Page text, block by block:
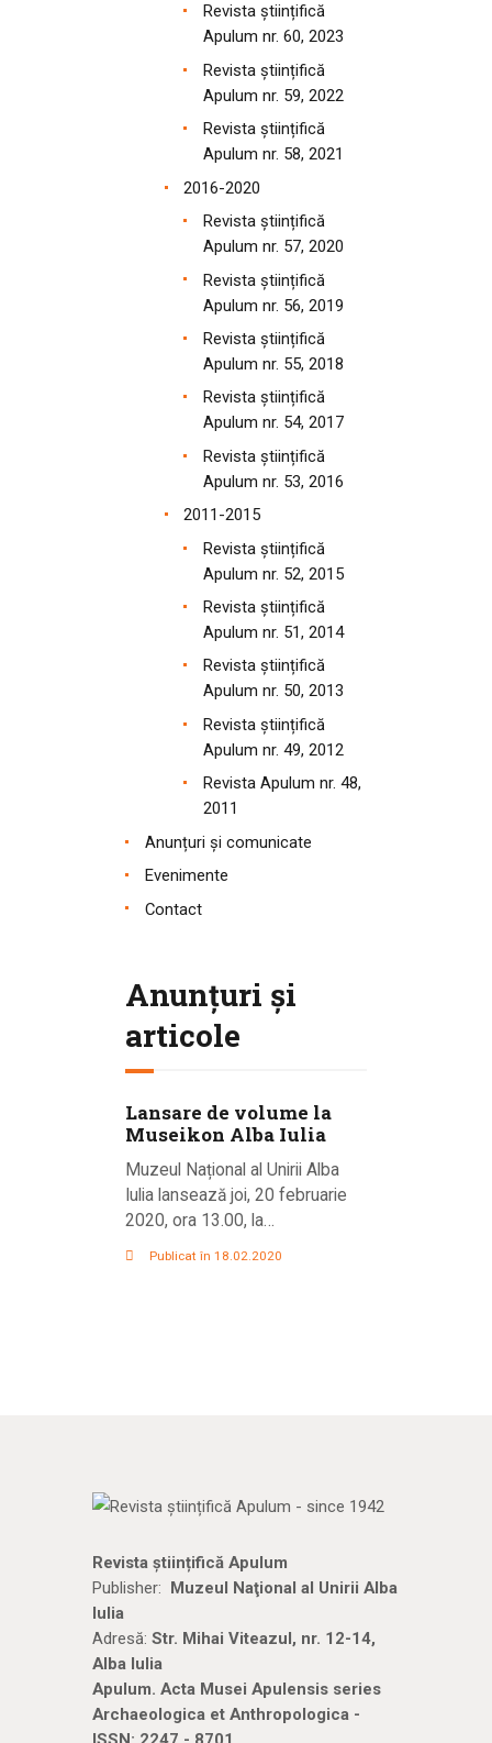
Revista științifică
Apulum nr. 60, 2023
Revista științifică
Apulum nr. 59, 2022
Revista științifică
Apulum nr. 58, 2021
2016-2020
Revista științifică
Apulum nr. 57, 2020
Revista științifică
Apulum nr. 56, 2019
Revista științifică
Apulum nr. 55, 2018
Revista științifică
Apulum nr. 54, 2017
Revista științifică
Apulum nr. 53, 2016
2011-2015
Revista științifică
Apulum nr. 52, 2015
Revista științifică
Apulum nr. 51, 2014
Revista științifică
Apulum nr. 50, 2013
Revista științifică
Apulum nr. 49, 2012
Revista Apulum nr. 48,
2011
Anunțuri și comunicate
Evenimente
Contact
Anunțuri și
articole
Lansare de volume la
Museikon Alba Iulia
Muzeul Național al Unirii Alba
Iulia lansează joi, 20 februarie
2020, ora 13.00, la…
Publicat în 18.02.2020
Revista științifică Apulum
Publisher: Muzeul Naţional al Unirii Alba
Iulia
Adresă: Str. Mihai Viteazul, nr. 12-14,
Alba Iulia
Apulum. Acta Musei Apulensis series
Archaeologica et Anthropologica -